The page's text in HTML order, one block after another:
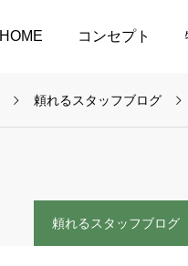
HOME コンセプト
頼れるスタッフブログ
頼れるスタッフブログ